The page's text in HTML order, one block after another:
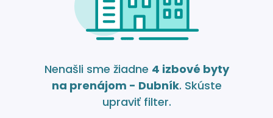
Nenašli sme žiadne 4 izbové byty
na prenájom - Dubník. Skúste
upraviť filter.